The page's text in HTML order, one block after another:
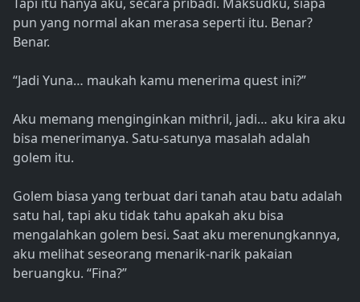
Tapi itu hanya aku, secara pribadi. Maksudku, siapa
pun yang normal akan merasa seperti itu. Benar?
Benar.
“Jadi Yuna… maukah kamu menerima quest ini?”
Aku memang menginginkan mithril, jadi… aku kira aku
bisa menerimanya. Satu-satunya masalah adalah
golem itu.
Golem biasa yang terbuat dari tanah atau batu adalah
satu hal, tapi aku tidak tahu apakah aku bisa
mengalahkan golem besi. Saat aku merenungkannya,
aku melihat seseorang menarik-narik pakaian
beruangku. “Fina?”